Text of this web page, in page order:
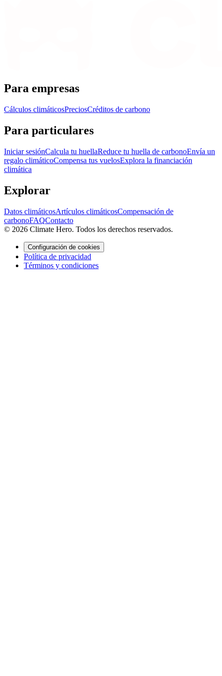
Para empresas
Cálculos climáticosPreciosCréditos de carbono
Para particulares
Iniciar sesiónCalcula tu huellaReduce tu huella de carbonoEnvía un
regalo climáticoCompensa tus vuelosExplora la financiación
climática
Explorar
Datos climáticosArtículos climáticosCompensación de
carbonoFAQContacto
© 2026 Climate Hero. Todos los derechos reservados.
Configuración de cookies
Política de privacidad
Términos y condiciones